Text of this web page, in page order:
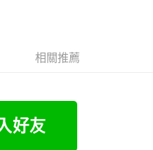
成立後會自動跳轉到大哥付的交易
或遇審核未通過，訂單將自動取
未達大哥付你分期系統評分，恕無
需儲值。
可結帳。
。
服務，可於會員專區綁定中華電信
折抵消費金額 (1點等於1元)。
相關推薦